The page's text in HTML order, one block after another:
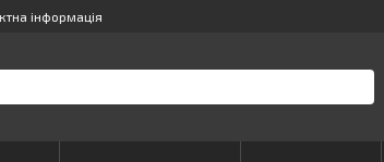
інформація